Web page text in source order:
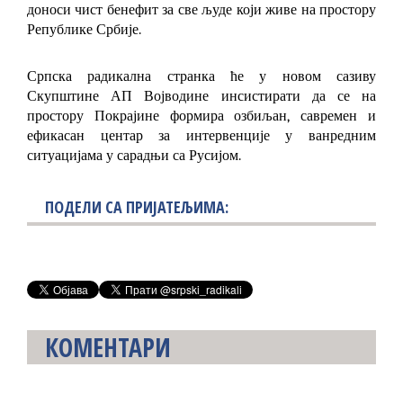
доноси чист бенефит за све људе који живе на простору
Републике Србије.
Српска радикална странка ће у новом сазиву
Скупштине АП Војводине инсистирати да се на
простору Покрајине формира озбиљан, савремен и
ефикасан центар за интервенције у ванредним
ситуацијама у сарадњи са Русијом.
ПОДЕЛИ СА ПРИЈАТЕЉИМА:
КОМЕНТАРИ